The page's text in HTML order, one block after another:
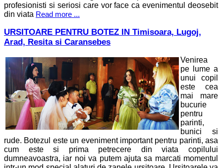
profesionisti si seriosi care vor face ca evenimentul deosebit
din viata Read more ...
URSITOARE PENTRU BOTEZ IN Timisoara, Lugoj,
Arad, Resita si Caransebes
Venirea
pe lume a
unui copil
este cea
mai mare
bucurie
pentru
parinti,
bunici si
rude. Botezul este un eveniment important pentru parinti, asa
cum este si prima petrecere din viata copilului
dumneavoastra, iar noi va putem ajuta sa marcati momentul